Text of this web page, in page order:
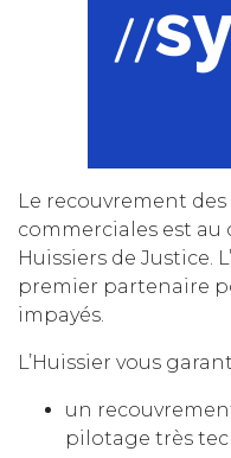
Le recouvrement
commerciales est au
Huissiers de Justice.
premier partenaire
impayés.
L’Huissier vous
un
pilotage très